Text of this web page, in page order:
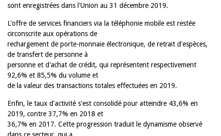
sont enregistrées dans l'Union au 31 décembre 2019.
L'offre de services financiers via la téléphonie mobile est restée
circonscrite aux opérations de
rechargement de porte-monnaie électronique, de retrait d'espèces,
de transfert de personne à
personne et d'achat de crédit, qui représentent respectivement
92,6% et 85,5% du volume et
de la valeur des transactions totales effectuées en 2019.
Enfin, le taux d'activité s'est consolidé pour atteindre 43,6% en
2019, contre 37,7% en 2018 et
36,7% en 2017. Cette progression traduit le dynamisme observé